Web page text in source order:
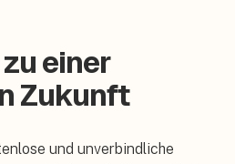
einer
Zukunft
und unverbindliche